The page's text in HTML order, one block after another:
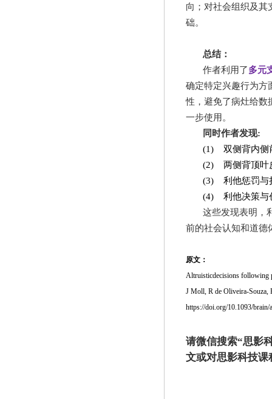
向；对社会组织及其
础。
总结：
作者利用了多元
确定特定兴趣行为方
性，避免了病灶给数
一步使用。
同时作者发现:
(1)
双侧背内侧
(2)
两侧背顶叶
(3)
利他惩罚与
(4)
利他决策与
这些发现表明，
前的社会认知和道德
原文：
Altruisticdecisions following
J Moll, R de Oliveira-Souza,
https://doi.org/10.1093/brain/
请微信搜索“思影
文或对思影科技